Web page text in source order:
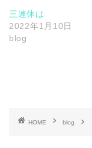
三連休は
2022年1月10日
blog
HOME blog